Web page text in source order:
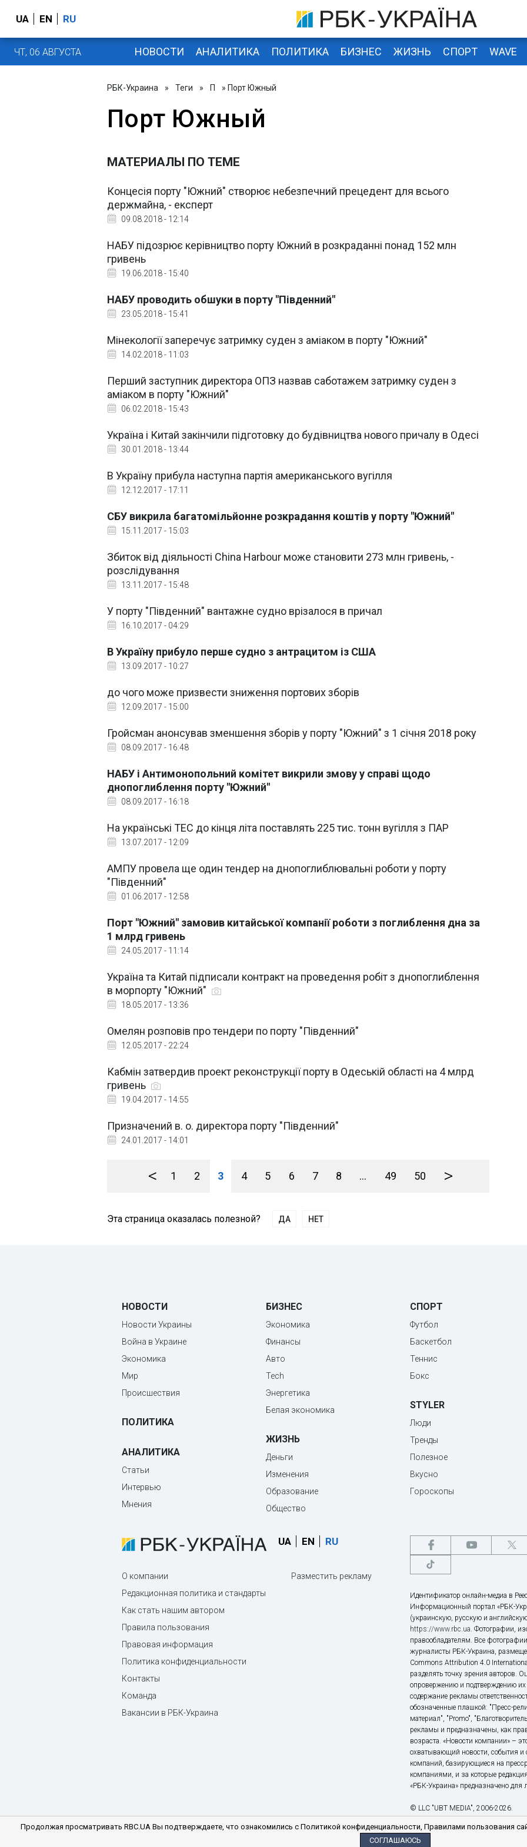
UA EN RU
ЧТ, 06 АВГУСТА НОВОСТИ АНАЛИТИКА ПОЛИТИКА БИЗНЕС ЖИЗНЬ СПОРТ WAVE
РБК-Украина » Теги » П » Порт Южный
Порт Южный
МАТЕРИАЛЫ ПО ТЕМЕ
Концесія порту "Южний" створює небезпечний прецедент для всього
держмайна, - експерт
09.08.2018 - 12:14
НАБУ підозрює керівництво порту Южний в розкраданні понад 152 млн
гривень
19.06.2018 - 15:40
НАБУ проводить обшуки в порту "Південний"
23.05.2018 - 15:41
Мінекології заперечує затримку суден з аміаком в порту "Южний"
14.02.2018 - 11:03
Перший заступник директора ОПЗ назвав саботажем затримку суден з
аміаком в порту "Южний"
06.02.2018 - 15:43
Україна і Китай закінчили підготовку до будівництва нового причалу в Одесі
30.01.2018 - 13:44
В Україну прибула наступна партія американського вугілля
12.12.2017 - 17:11
СБУ викрила багатомільйонне розкрадання коштів у порту "Южний"
15.11.2017 - 15:03
Збиток від діяльності China Harbour може становити 273 млн гривень, -
розслідування
13.11.2017 - 15:48
У порту "Південний" вантажне судно врізалося в причал
16.10.2017 - 04:29
В Україну прибуло перше судно з антрацитом із США
13.09.2017 - 10:27
до чого може призвести зниження портових зборів
12.09.2017 - 15:00
Гройсман анонсував зменшення зборів у порту "Южний" з 1 січня 2018 року
08.09.2017 - 16:48
НАБУ і Антимонопольний комітет викрили змову у справі щодо
днопоглиблення порту "Южний"
08.09.2017 - 16:18
На українські ТЕС до кінця літа поставлять 225 тис. тонн вугілля з ПАР
13.07.2017 - 12:09
АМПУ провела ще один тендер на днопоглиблювальні роботи у порту
"Південний"
01.06.2017 - 12:58
Порт "Южний" замовив китайської компанії роботи з поглиблення дна за
1 млрд гривень
24.05.2017 - 11:14
Україна та Китай підписали контракт на проведення робіт з днопоглиблення
в морпорту "Южний"
18.05.2017 - 13:36
Омелян розповів про тендери по порту "Південний"
12.05.2017 - 22:24
Кабмін затвердив проект реконструкції порту в Одеській області на 4 млрд
гривень
19.04.2017 - 14:55
Призначений в. о. директора порту "Південний"
24.01.2017 - 14:01
< 1 2 3 4 5 6 7 8 ... 49 50 >
Эта страница оказалась полезной? ДА НЕТ
НОВОСТИ
Новости Украины
Война в Украине
Экономика
Мир
Происшествия
ПОЛИТИКА
АНАЛИТИКА
Статьи
Интервью
Мнения
БИЗНЕС
Экономика
Финансы
Авто
Tech
Энергетика
Белая экономика
ЖИЗНЬ
Деньги
Изменения
Образование
Общество
СПОРТ
Футбол
Баскетбол
Теннис
Бокс
STYLER
Люди
Тренды
Полезное
Вкусно
Гороскопы
UA EN RU
О компании
Редакционная политика и стандарты
Как стать нашим автором
Правила пользования
Правовая информация
Политика конфиденциальности
Контакты
Команда
Вакансии в РБК-Украина
Разместить рекламу
Идентификатор онлайн-медиа в
Информационный портал «РБК-
(украинскую, русскую и
https://www.rbc.ua. Фотографии,
правообладателям. Все
журналисты РБК-Украина,
Commons Attribution 4.0
разделять точку зрения авторов.
опровержению и подтверждению их
содержание рекламы
обозначенные плашкой: "Пресс-
материал", "Promo",
рекламы и предназначены, как
возраста. «Новости компании» –
охватывающий новости, события и
компаний, базирующиеся на
компаниями, и за которые
«РБК-Украина» предназначено для
© LLC "UBT MEDIA", 2006-2026.
Продолжая просматривать RBC.UA Вы подтверждаете, что ознакомились с Политикой конфиденциальности, Правилами пользования
СОГЛАШАЮСЬ